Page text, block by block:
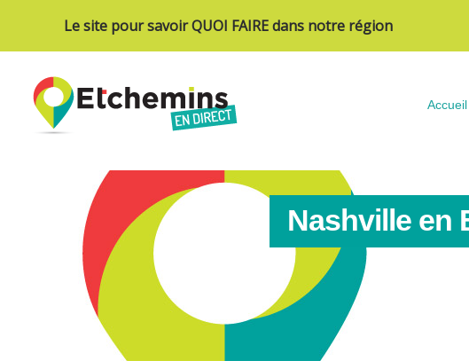
Le site pour savoir QUOI FAIRE dans notre région
Accueil
Nashville en